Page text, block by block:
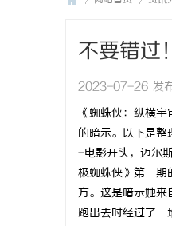
不要错过
2023-07-26 发
《蜘蛛侠：纵横
的暗示。以下是整
-电影开头，迈尔
极蜘蛛侠》第一
方。这是暗示她
跑出去时经过了